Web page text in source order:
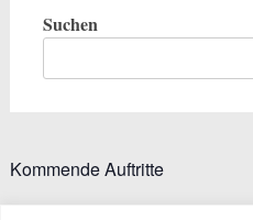
Suchen
Kommende Auftritte